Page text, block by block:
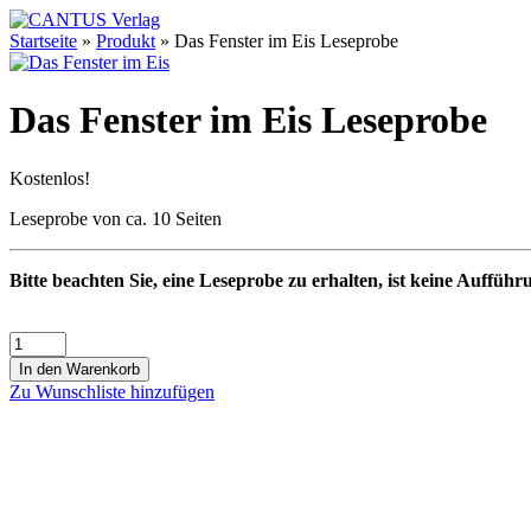
Startseite » Produkt » Das Fenster im Eis Leseprobe
Das Fenster im Eis Leseprobe
Kostenlos!
Leseprobe von ca. 10 Seiten
Bitte beachten Sie, eine Leseprobe zu erhalten, ist keine
In den Warenkorb
Zu Wunschliste hinzufügen